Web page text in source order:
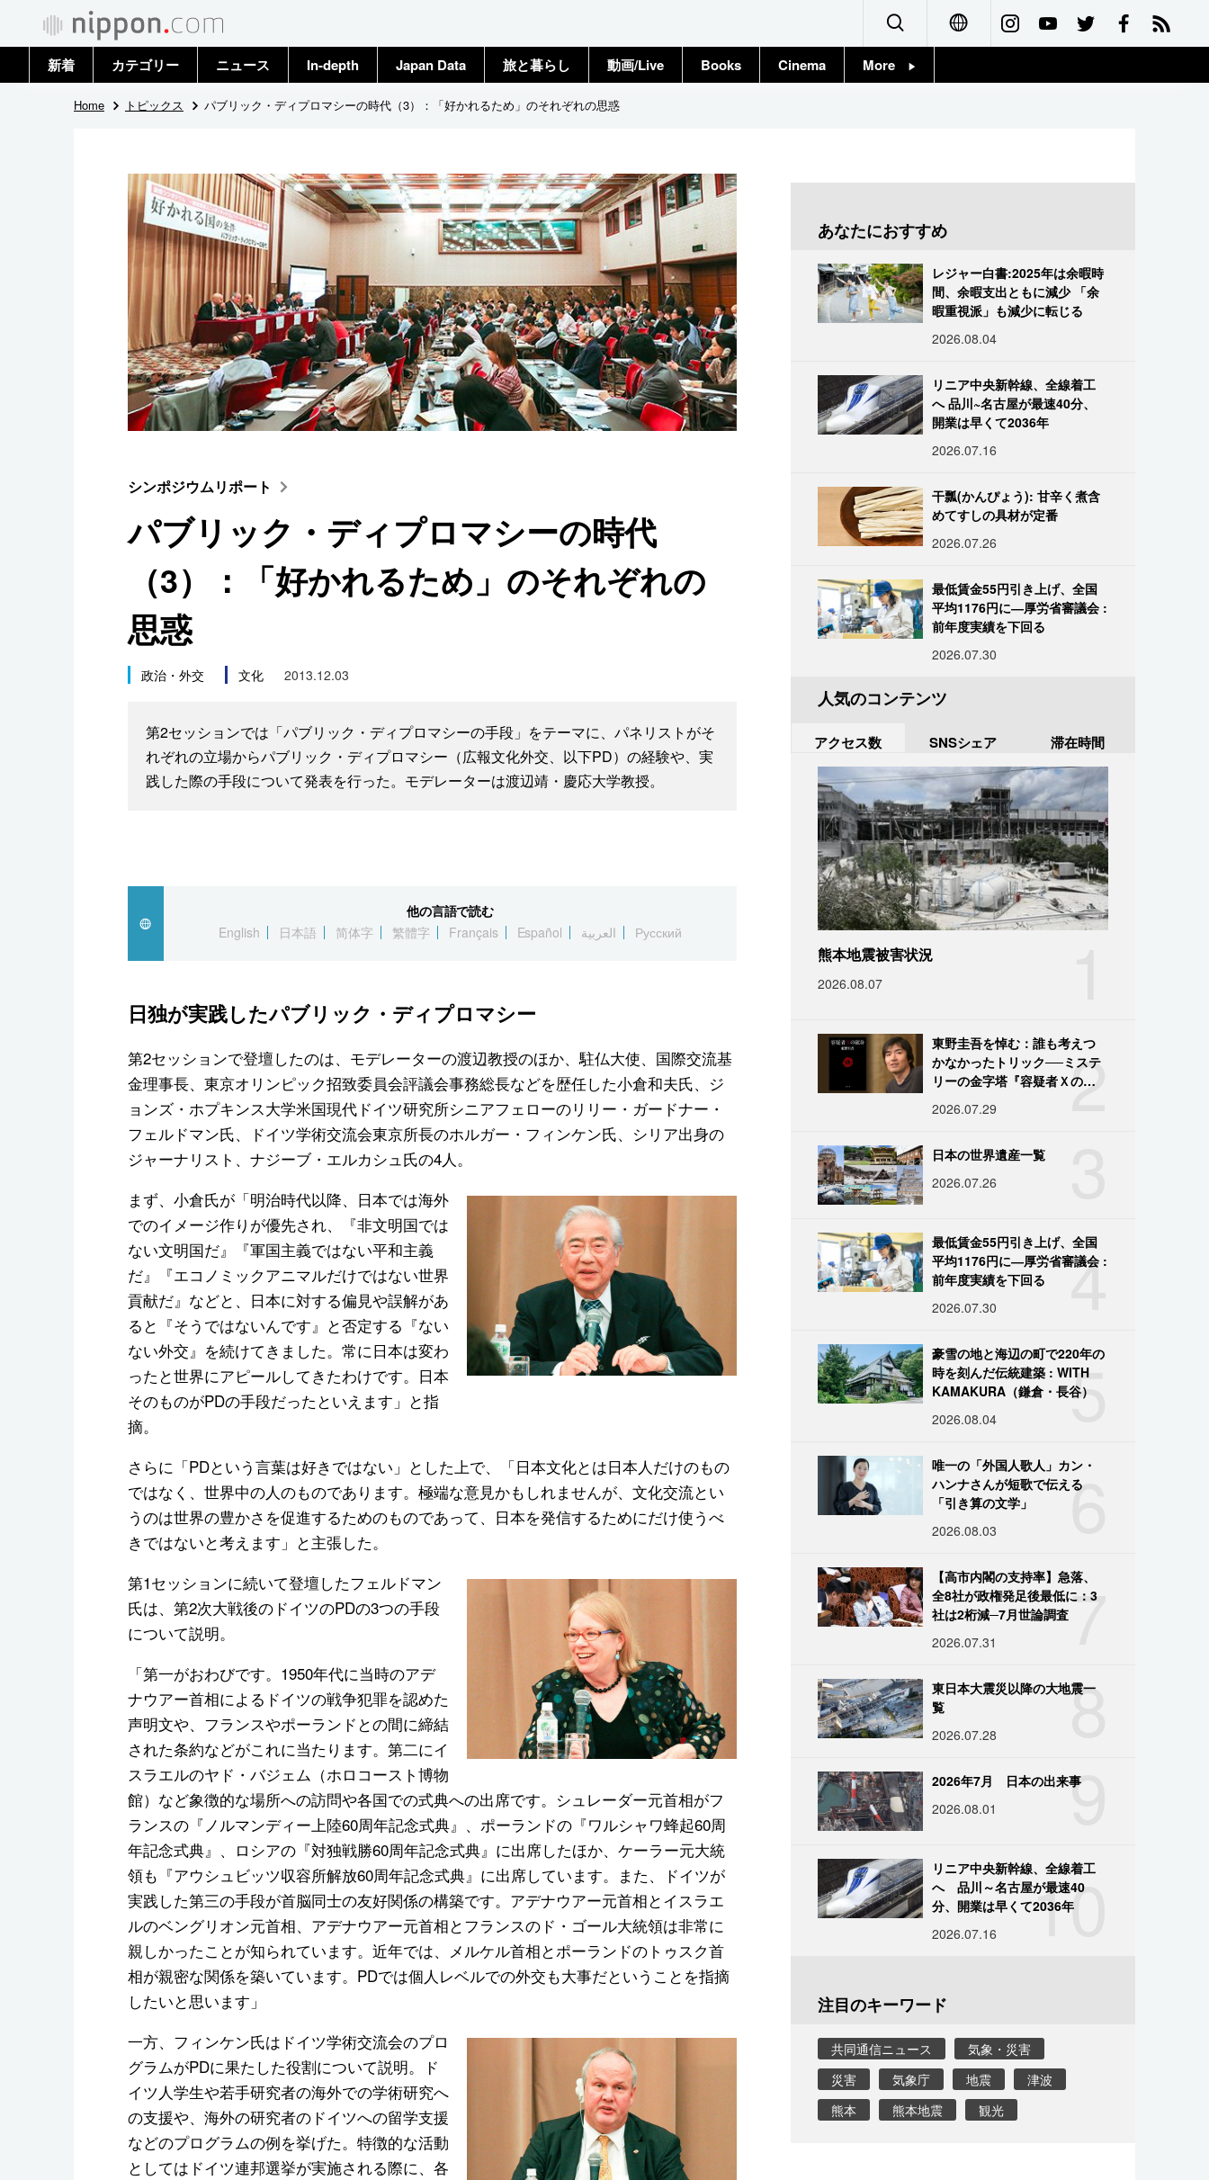
العربية
Русский
新着 カテゴリー
政治・外交
国際
社会
科学・技術
暮らし
スポーツ・東京2020
ニュース
トップ
In-depth Japan Data 旅と暮らし 動画/Live Books Cinema More
東京
お知らせ
Home トピックス パブリック・ディプロマシーの時代（3）：「好かれるため」のそれぞれの思惑
シンポジウムリポート
パブリック・ディプロマシーの時代
（3）：「好かれるため」のそれぞれの
思惑
政治・外交 文化 2013.12.03
第2セッションでは「パブリック・ディプロマシーの手段」をテーマに、パネリストがそ
れぞれの立場からパブリック・ディプロマシー（広報文化外交、以下PD）の経験や、実
践した際の手段について発表を行った。モデレーターは渡辺靖・慶応大学教授。
他の言語で読む
English
日本語 简体字 繁體字 Français Español العربية Русский
日独が実践したパブリック・ディプロマシー
第2セッションで登壇したのは、モデレーターの渡辺教授のほか、駐仏大使、国際交流基
金理事長、東京オリンピック招致委員会評議会事務総長などを歴任した小倉和夫氏、ジ
ョンズ・ホプキンス大学米国現代ドイツ研究所シニアフェローのリリー・ガードナー・
フェルドマン氏、ドイツ学術交流会東京所長のホルガー・フィンケン氏、シリア出身の
ジャーナリスト、ナジーブ・エルカシュ氏の4人。
まず、小倉氏が「明治時代以降、日本では海外
でのイメージ作りが優先され、『非文明国では
ない文明国だ』『軍国主義ではない平和主義
だ』『エコノミックアニマルだけではない世界
貢献だ』などと、日本に対する偏見や誤解があ
ると『そうではないんです』と否定する『ない
ない外交』を続けてきました。常に日本は変わ
ったと世界にアピールしてきたわけです。日本
そのものがPDの手段だったといえます」と指
摘。
さらに「PDという言葉は好きではない」とした上で、「日本文化とは日本人だけのもの
ではなく、世界中の人のものであります。極端な意見かもしれませんが、文化交流とい
うのは世界の豊かさを促進するためのものであって、日本を発信するためにだけ使うべ
きではないと考えます」と主張した。
第1セッションに続いて登壇したフェルドマン
氏は、第2次大戦後のドイツのPDの3つの手段
について説明。
「第一がおわびです。1950年代に当時のアデ
ナウアー首相によるドイツの戦争犯罪を認めた
声明文や、フランスやポーランドとの間に締結
された条約などがこれに当たります。第二にイ
スラエルのヤド・バジェム（ホロコースト博物
館）など象徴的な場所への訪問や各国での式典への出席です。シュレーダー元首相がフ
ランスの『ノルマンディー上陸60周年記念式典』、ポーランドの『ワルシャワ蜂起60周
年記念式典』、ロシアの『対独戦勝60周年記念式典』に出席したほか、ケーラー元大統
領も『アウシュビッツ収容所解放60周年記念式典』に出席しています。また、ドイツが
実践した第三の手段が首脳同士の友好関係の構築です。アデナウアー元首相とイスラエ
ルのベングリオン元首相、アデナウアー元首相とフランスのド・ゴール大統領は非常に
親しかったことが知られています。近年では、メルケル首相とポーランドのトゥスク首
相が親密な関係を築いています。PDでは個人レベルでの外交も大事だということを指摘
したいと思います」
一方、フィンケン氏はドイツ学術交流会のプロ
グラムがPDに果たした役割について説明。ド
イツ人学生や若手研究者の海外での学術研究へ
の支援や、海外の研究者のドイツへの留学支援
などのプログラムの例を挙げた。特徴的な活動
としてはドイツ連邦選挙が実施される際に、各
あなたにおすすめ
レジャー白書:2025年は余暇時
間、余暇支出ともに減少 「余
暇重視派」も減少に転じる
2026.08.04
リニア中央新幹線、全線着工
へ 品川~名古屋が最速40分、
開業は早くて2036年
2026.07.16
干瓢(かんぴょう): 甘辛く煮含
めてすしの具材が定番
2026.07.26
最低賃金55円引き上げ、全国
平均1176円に―厚労省審議会 :
前年度実績を下回る
2026.07.30
人気のコンテンツ
アクセス数 SNSシェア 滞在時間
熊本地震被害状況
2026.08.07
2
東野圭吾を悼む：誰も考えつ
かなかったトリック──ミステ
リーの金字塔『容疑者Ｘの献
2026.07.29
日本の世界遺産一覧
2026.07.26
4
最低賃金55円引き上げ、全国
平均1176円に―厚労省審議会 :
前年度実績を下回る
2026.07.30
5
豪雪の地と海辺の町で220年の
時を刻んだ伝統建築 : WITH
KAMAKURA（鎌倉・長谷）
2026.08.04
6
唯一の「外国人歌人」カン・
ハンナさんが短歌で伝える
「引き算の文学」
2026.08.03
7
【高市内閣の支持率】急落、
全8社が政権発足後最低に：3
社は2桁減─7月世論調査
2026.07.31
8
東日本大震災以降の大地震一
覧
2026.07.28
9
2026年7月 日本の出来事
2026.08.01
10
リニア中央新幹線、全線着工
へ 品川～名古屋が最速40
分、開業は早くて2036年
2026.07.16
注目のキーワード
共同通信ニュース
気象・災害
災害
気象庁 地震
津波
熊本
熊本地震 観光